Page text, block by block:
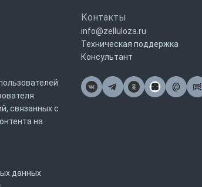
связанных с
на
данных
Контакты
info@zelluloza.ru
Техническая поддержка
Консультант
@Почта